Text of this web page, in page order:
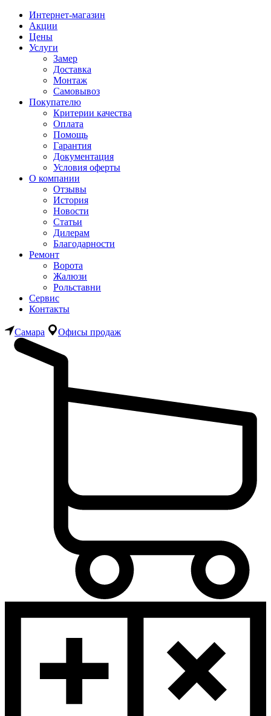
Интернет-магазин
Акции
Цены
Услуги
Замер
Доставка
Монтаж
Самовывоз
Покупателю
Критерии качества
Оплата
Помощь
Гарантия
Документация
Условия оферты
О компании
Отзывы
История
Новости
Статьи
Дилерам
Благодарности
Ремонт
Ворота
Жалюзи
Рольставни
Сервис
Контакты
Самара Офисы продаж